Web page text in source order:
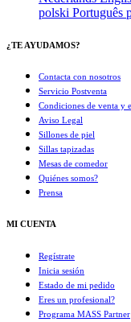
polski Português
¿TE AYUDAMOS?
Contacta con nosotros
Servicio Postventa
Condiciones de venta y
Aviso Legal
Sillones de piel
Sillas tapizadas
Mesas de comedor
Quiénes somos?
Prensa
MI CUENTA
Regístrate
Inicia sesión
Estado de mi pedido
Eres un profesional?
Programa MASS Partner